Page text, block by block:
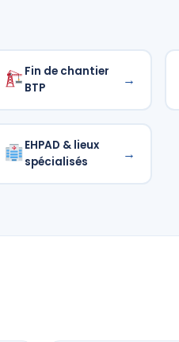
Fin de chantier
BTP
→
EHPAD & lieux
spécialisés
→